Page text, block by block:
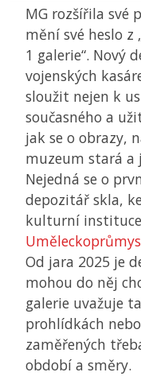
MG rozšířila své
mění své heslo z
1 galerie“. Nový
vojenských
sloužit nejen k
současného a
jak se o obrazy,
muzeum stará a
Nejedná se o
depozitář skla,
kulturní
Od jara 2025 je
mohou do něj
galerie uvažuje
prohlídkách
zaměřených
období a směry.